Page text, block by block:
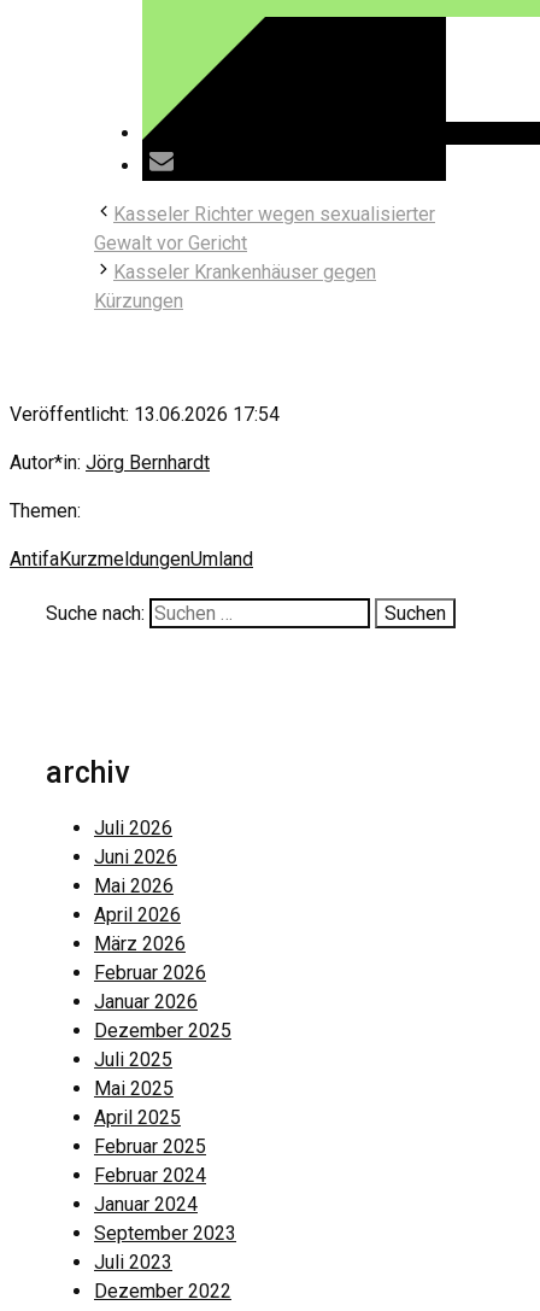
Kasseler Richter wegen sexualisierter
Gewalt vor Gericht
Kasseler Krankenhäuser gegen
Kürzungen
Veröffentlicht: 13.06.2026 17:54
Autor*in: Jörg Bernhardt
Themen:
AntifaKurzmeldungenUmland
Suche nach:
archiv
Juli 2026
Juni 2026
Mai 2026
April 2026
März 2026
Februar 2026
Januar 2026
Dezember 2025
Juli 2025
Mai 2025
April 2025
Februar 2025
Februar 2024
Januar 2024
September 2023
Juli 2023
Dezember 2022